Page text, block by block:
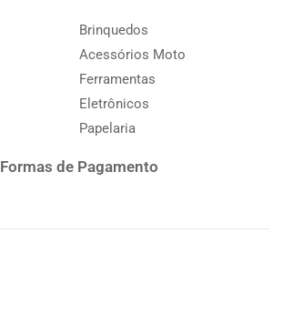
Brinquedos
Acessórios Moto
Ferramentas
Eletrônicos
Papelaria
Formas de Pagamento